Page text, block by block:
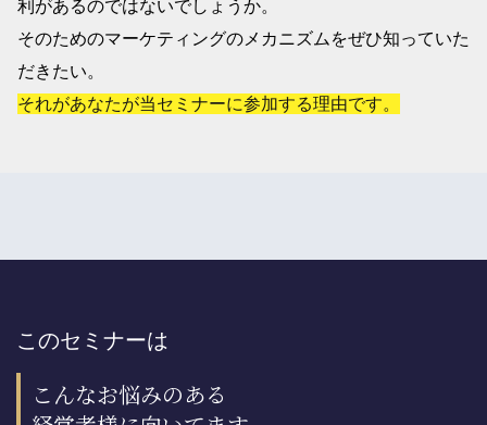
利があるのではないでしょうか。
そのためのマーケティングのメカニズムをぜひ知っていた
だきたい。
それがあなたが当セミナーに参加する理由です。
このセミナーは
こんなお悩みのある